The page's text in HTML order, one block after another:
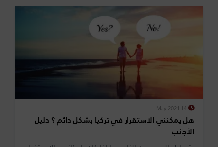
14 May 2021
هل يمكنني الاستقرار في تركيا بشكل دائم ؟ دليل
الأجانب